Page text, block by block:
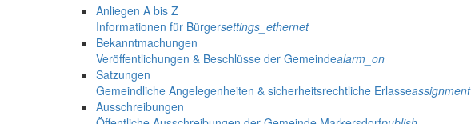
Anliegen A bis Z
Informationen für Bürgersettings_ethernet
Bekanntmachungen
Veröffentlichungen & Beschlüsse der Gemeindealarm_on
Satzungen
Gemeindliche Angelegenheiten & sicherheitsrechtliche Erlasseassignment
Ausschreibungen